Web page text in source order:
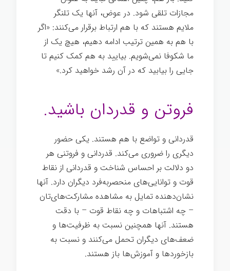
مجازات تلقی شود. در عوض، آنها یک تلنگر
ملایم هستند که با هم ارتباط برقرار می‌کنند: «اگر
با هم به همین ترتیب ادامه دهیم، هیچ یک از
ما شکوفا نمی‌شویم. بیایید به هم کمک کنیم تا
جایی را بیابید که در آن رشد خواهید کرد.»
فروتن و قدردان باشید.
قدردانی و تواضع با هم هستند. یکی حضور
دیگری را ضروری می‌کند. قدردانی و فروتنی هر
دو دلالت بر احساس شناخت و قدردانی از نقاط
قوت و توانایی‌های منحصربه‌فرد دیگران دارد. آنها
نشان‌دهنده تمایل به مشاهده مشارکت‌های‌تان
– چه اشتباهات و چه نقاط قوت – با دقت
هستند. آنها همچنین نسبت به ظرفیت‌ها و
ضعف‌های دیگران تحمل می‌کنند و نسبت به
بازخوردها و آموزش‌ها باز هستند.